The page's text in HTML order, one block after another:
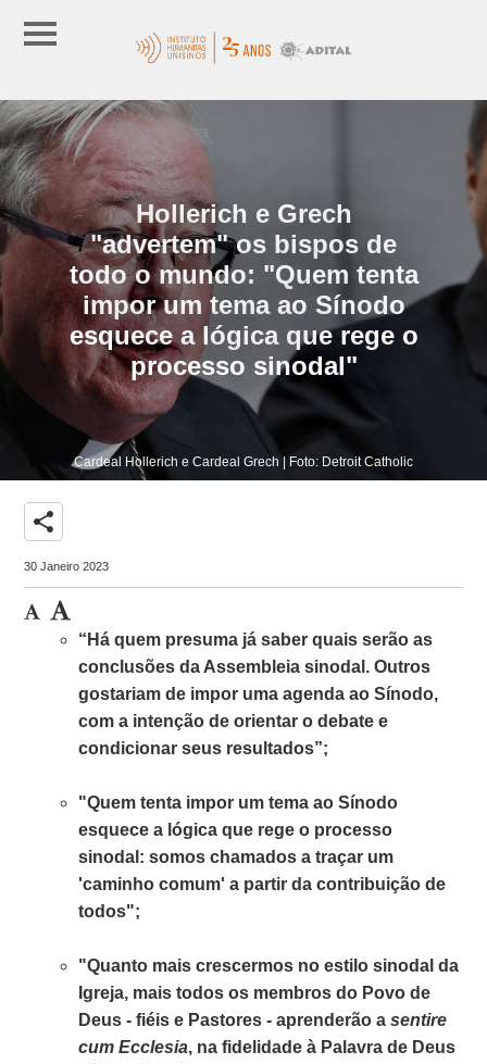
Hollerich e Grech
"advertem" os bispos de
todo o mundo: "Quem tenta
impor um tema ao Sínodo
esquece a lógica que rege o
processo sinodal"
Cardeal Hollerich e Cardeal Grech | Foto: Detroit Catholic
share
30 Janeiro 2023
“Há quem presuma já saber quais serão as
conclusões da Assembleia sinodal. Outros
gostariam de impor uma agenda ao Sínodo,
com a intenção de orientar o debate e
condicionar seus resultados”;
"Quem tenta impor um tema ao Sínodo
esquece a lógica que rege o processo
sinodal: somos chamados a traçar um
'caminho comum' a partir da contribuição de
todos";
"Quanto mais crescermos no estilo sinodal da
Igreja, mais todos os membros do Povo de
Deus - fiéis e Pastores - aprenderão asentire
cum Ecclesia, na fidelidade à Palavra de Deus